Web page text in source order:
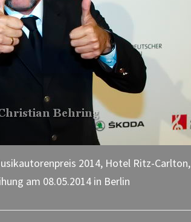
2014, Hotel Ritz-Carlton,
am 08.05.2014 in Berlin